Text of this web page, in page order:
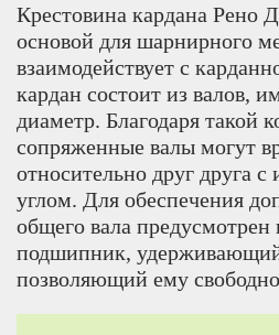
Крестовина кардана Рено
основой для шарнирного
взаимодействует с
кардан состоит из валов,
диаметр. Благодаря такой
сопряженные валы могут
относительно друг друга
углом. Для обеспечения
общего вала предусмотрен
подшипник,
позволяющий ему